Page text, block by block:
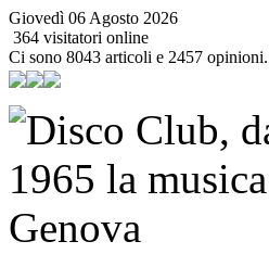
Giovedì 06 Agosto 2026
364 visitatori online
Ci sono 8043 articoli e 2457 opinioni.